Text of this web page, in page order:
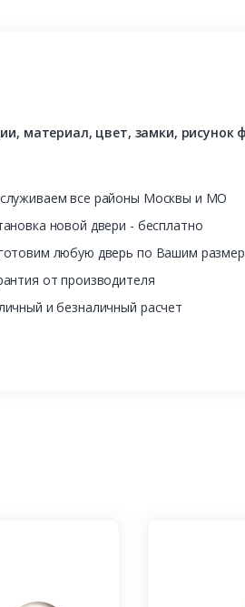
материал, цвет, замки, рисунок
все районы Москвы и МО
новой двери - бесплатно
любую дверь по Вашим
от производителя
и безналичный расчет